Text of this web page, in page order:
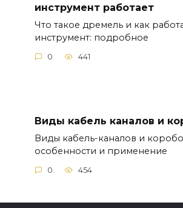
инструмент работает
Что такое дремель и как
инструмент: подробное
0 441
Виды кабель каналов и
Виды кабель-каналов и
особенности и применение
0 454